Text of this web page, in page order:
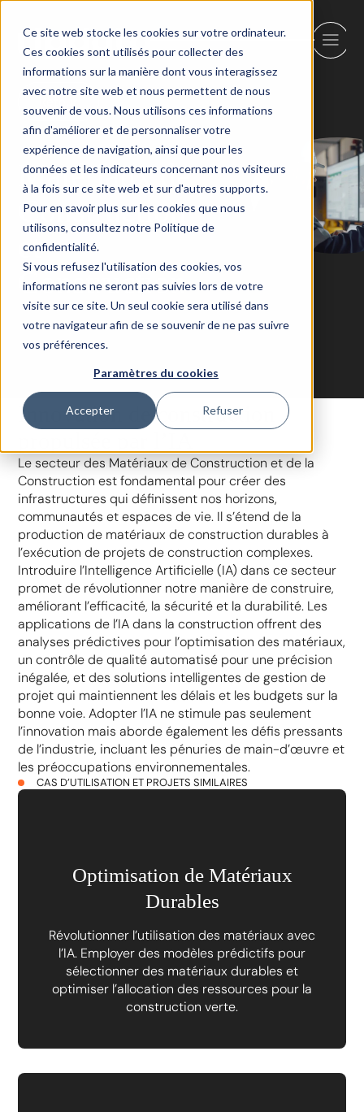
Ce site web stocke les cookies sur votre ordinateur.
Ces cookies sont utilisés pour collecter des
informations sur la manière dont vous interagissez
avec notre site web et nous permettent de nous
souvenir de vous. Nous utilisons ces informations
afin d'améliorer et de personnaliser votre
expérience de navigation, ainsi que pour les
données et les indicateurs concernant nos visiteurs
à la fois sur ce site web et sur d'autres supports.
Pour en savoir plus sur les cookies que nous
utilisons, consultez notre Politique de
confidentialité.
Si vous refusez l'utilisation des cookies, vos
informations ne seront pas suivies lors de votre
visite sur ce site. Un seul cookie sera utilisé dans
votre navigateur afin de se souvenir de ne pas suivre
vos préférences.
Paramètres du cookies
Accepter Refuser
Matériaux de
Construction
et
Construction
Innovation de construction
Le secteur des Matériaux de Construction et de la
Construction est fondamental pour créer des
infrastructures qui définissent nos horizons,
communautés et espaces de vie. Il s’étend de la
production de matériaux de construction durables à
l’exécution de projets de construction complexes.
Introduire l’Intelligence Artificielle (IA) dans ce secteur
promet de révolutionner notre manière de construire,
améliorant l’efficacité, la sécurité et la durabilité. Les
applications de l’IA dans la construction offrent des
analyses prédictives pour l’optimisation des matériaux,
un contrôle de qualité automatisé pour une précision
inégalée, et des solutions intelligentes de gestion de
projet qui maintiennent les délais et les budgets sur la
bonne voie. Adopter l’IA ne stimule pas seulement
l’innovation mais aborde également les défis pressants
de l’industrie, incluant les pénuries de main-d’œuvre et
les préoccupations environnementales.
CAS D’UTILISATION ET PROJETS SIMILAIRES
Optimisation de Matériaux
Durables
Révolutionner l’utilisation des matériaux avec
l’IA. Employer des modèles prédictifs pour
sélectionner des matériaux durables et
optimiser l’allocation des ressources pour la
construction verte.